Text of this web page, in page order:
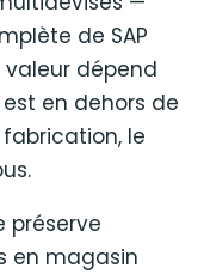
de SAP
valeur dépend
en dehors de
fabrication, le
préserve
en magasin